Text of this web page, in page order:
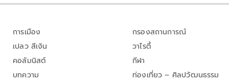
การเมือง
เปลว สีเงิน
คอลัมนิสต์
บทความ
กรองสถานการณ์
วาไรตี้
กีฬา
ท่องเที่ยว – ศิลปวัฒนธรรม